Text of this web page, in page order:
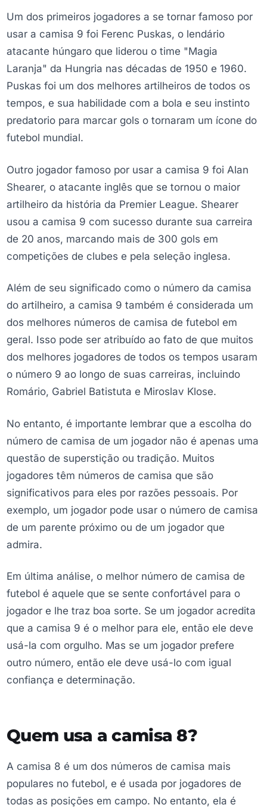
Um dos primeiros jogadores a se tornar famoso por
usar a camisa 9 foi Ferenc Puskas, o lendário
atacante húngaro que liderou o time "Magia
Laranja" da Hungria nas décadas de 1950 e 1960.
Puskas foi um dos melhores artilheiros de todos os
tempos, e sua habilidade com a bola e seu instinto
predatorio para marcar gols o tornaram um ícone do
futebol mundial.
Outro jogador famoso por usar a camisa 9 foi Alan
Shearer, o atacante inglês que se tornou o maior
artilheiro da história da Premier League. Shearer
usou a camisa 9 com sucesso durante sua carreira
de 20 anos, marcando mais de 300 gols em
competições de clubes e pela seleção inglesa.
Além de seu significado como o número da camisa
do artilheiro, a camisa 9 também é considerada um
dos melhores números de camisa de futebol em
geral. Isso pode ser atribuído ao fato de que muitos
dos melhores jogadores de todos os tempos usaram
o número 9 ao longo de suas carreiras, incluindo
Romário, Gabriel Batistuta e Miroslav Klose.
No entanto, é importante lembrar que a escolha do
número de camisa de um jogador não é apenas uma
questão de superstição ou tradição. Muitos
jogadores têm números de camisa que são
significativos para eles por razões pessoais. Por
exemplo, um jogador pode usar o número de camisa
de um parente próximo ou de um jogador que
admira.
Em última análise, o melhor número de camisa de
futebol é aquele que se sente confortável para o
jogador e lhe traz boa sorte. Se um jogador acredita
que a camisa 9 é o melhor para ele, então ele deve
usá-la com orgulho. Mas se um jogador prefere
outro número, então ele deve usá-lo com igual
confiança e determinação.
Quem usa a camisa 8?
A camisa 8 é um dos números de camisa mais
populares no futebol, e é usada por jogadores de
todas as posições em campo. No entanto, ela é